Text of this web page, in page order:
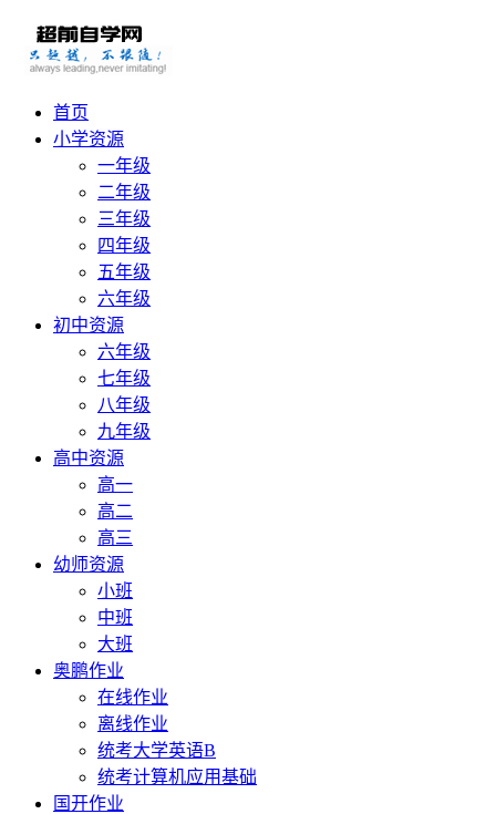
首页
小学资源
一年级
二年级
三年级
四年级
五年级
六年级
初中资源
六年级
七年级
八年级
九年级
高中资源
高一
高二
高三
幼师资源
小班
中班
大班
奥鹏作业
在线作业
离线作业
统考大学英语B
统考计算机应用基础
国开作业